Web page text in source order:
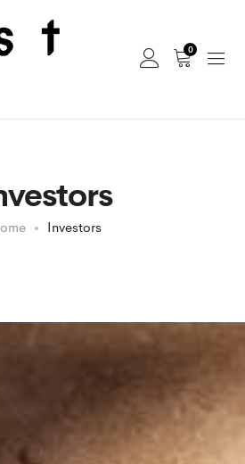
0
Investors